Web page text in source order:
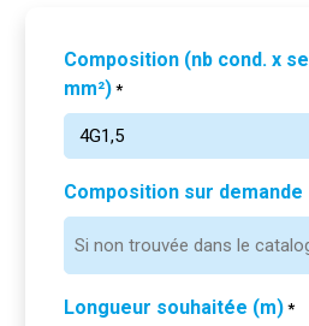
Composition (nb cond. x
mm²) *
Composition sur demande
Longueur souhaitée (m) *